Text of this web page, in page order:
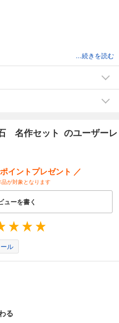
...続きを読む
名作セット のユーザーレ
イントプレゼント ／
が対象となります
ューを書く
ル
る